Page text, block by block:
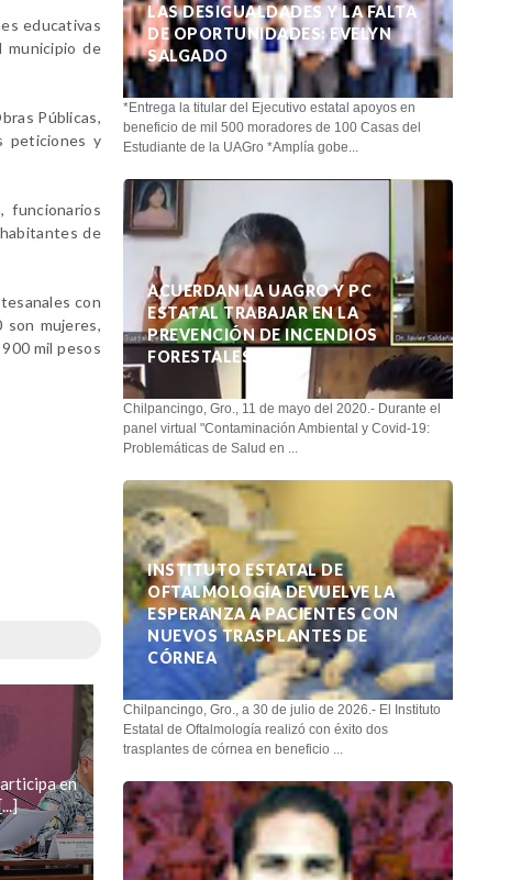
educativas
municipio de
Públicas,
peticiones y
funcionarios
de
con
mujeres,
mil pesos
en
LAS DESIGUALDADES Y LA FALTA
DE OPORTUNIDADES: EVELYN
SALGADO
*Entrega la titular del Ejecutivo estatal apoyos en
beneficio de mil 500 moradores de 100 Casas del
Estudiante de la UAGro *Amplía gobe...
ACUERDAN LA UAGRO Y PC
ESTATAL TRABAJAR EN LA
PREVENCIÓN DE INCENDIOS
FORESTALES
Chilpancingo, Gro., 11 de mayo del 2020.- Durante el
panel virtual "Contaminación Ambiental y Covid-19:
Problemáticas de Salud en ...
INSTITUTO ESTATAL DE
OFTALMOLOGÍA DEVUELVE LA
ESPERANZA A PACIENTES CON
NUEVOS TRASPLANTES DE
CÓRNEA
Chilpancingo, Gro., a 30 de julio de 2026.- El Instituto
Estatal de Oftalmología realizó con éxito dos
trasplantes de córnea en beneficio ...